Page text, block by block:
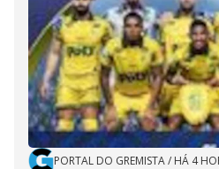
PORTAL DO GREMISTA/ HÁ 4